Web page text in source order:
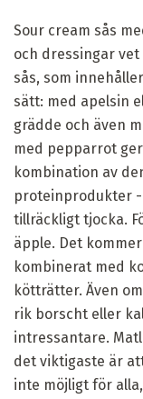
Sour cream sås
och dressingar
sås, som
sätt: med apelsin
grädde och även
med pepparrot
kombination av
proteinprodukter
tillräckligt tjocka.
äpple. Det
kombinerat med
kötträtter. Även
rik borscht eller
intressantare.
det viktigaste är
inte möjligt för